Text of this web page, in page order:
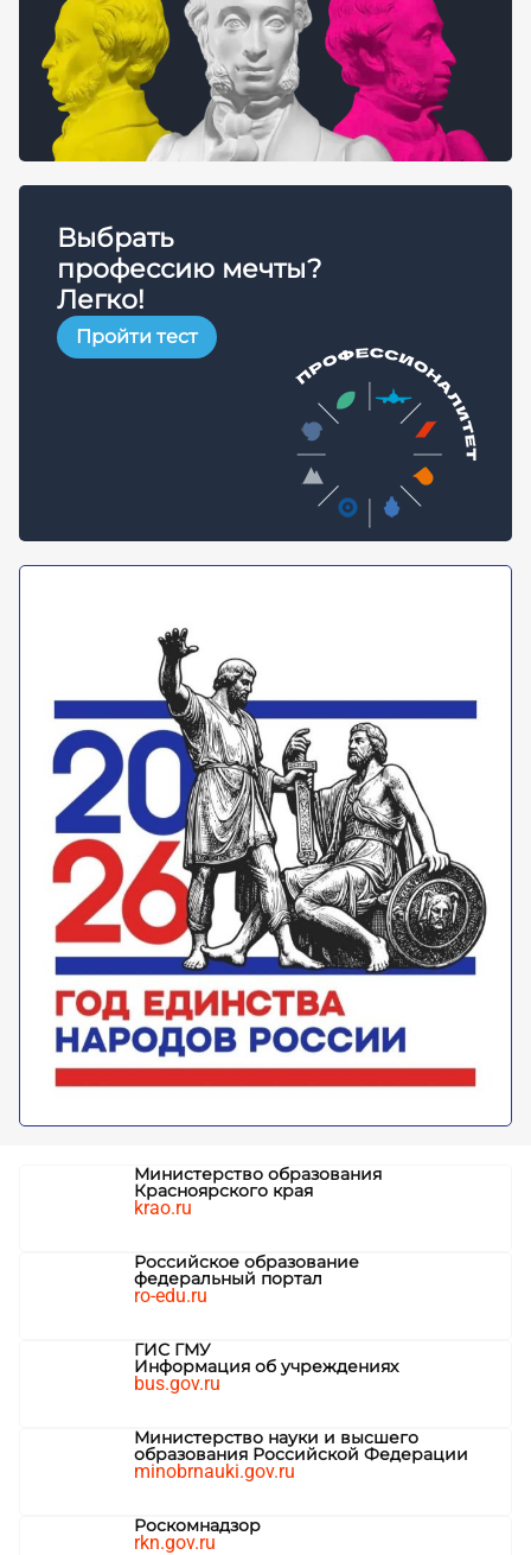
Выбрать
профессию мечты?
Легко!
Пройти тест
Министерство образования
Красноярского края
krao.ru
Российское образование
федеральный портал
ro-edu.ru
ГИС ГМУ
Информация об учреждениях
bus.gov.ru
Министерство науки и высшего
образования Российской Федерации
minobrnauki.gov.ru
Роскомнадзор
rkn.gov.ru